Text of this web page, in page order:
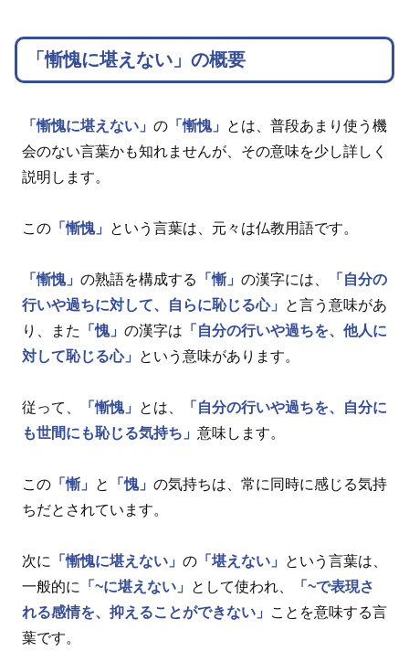
「慚愧に堪えない」の概要
「慚愧に堪えない」 の 「慚愧」
とは、普段あまり使う機
会のない言葉かも知れませんが、その意味を少し詳しく
説明します。
この 「慚愧」 という言葉は、元々は仏教用語です。
「慚愧」 の熟語を構成する 「慚」 の漢字には、
「自分の
行いや過ちに対して、自らに恥じる心」
と言う意味があ
り、また
「愧」 の漢字は 「自分の行いや過ちを、他人に
対して恥じる心」
という意味があります。
従って、 「慚愧」 とは、
「自分の行いや過ちを、自分に
も世間にも恥じる気持ち」 意味します。
この 「慚」 と 「愧」 の気持ちは、常に同時に感じる気持
ちだとされています。
次に 「慚愧に堪えない」 の 「堪えない」
という言葉は、
一般的に
「~に堪えない」 として使われ、
「~で表現さ
れる感情を、抑えることができない」
ことを意味する言
葉です。